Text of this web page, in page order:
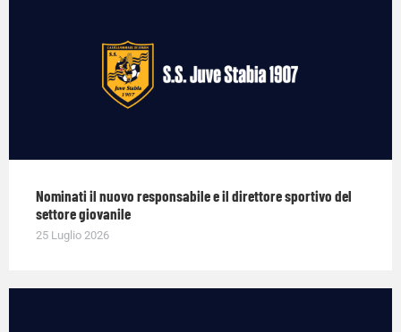
Nominati il nuovo responsabile e il direttore sportivo del
settore giovanile
25 Luglio 2026